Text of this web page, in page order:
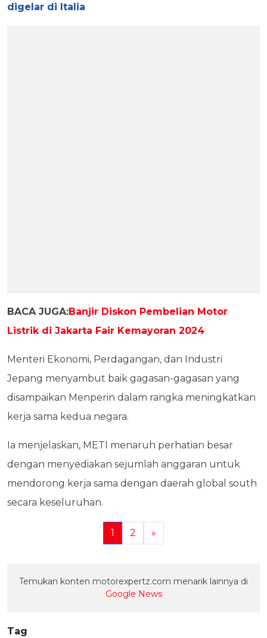
digelar di Italia
BACA JUGA:Banjir Diskon Pembelian Motor
Listrik di Jakarta Fair Kemayoran 2024
Menteri Ekonomi, Perdagangan, dan Industri
Jepang menyambut baik gagasan-gagasan yang
disampaikan Menperin dalam rangka meningkatkan
kerja sama kedua negara.
Ia menjelaskan, METI menaruh perhatian besar
dengan menyediakan sejumlah anggaran untuk
mendorong kerja sama dengan daerah global south
secara keseluruhan.
1 2 »
Temukan konten motorexpertz.com menarik lainnya di
Google News
Tag